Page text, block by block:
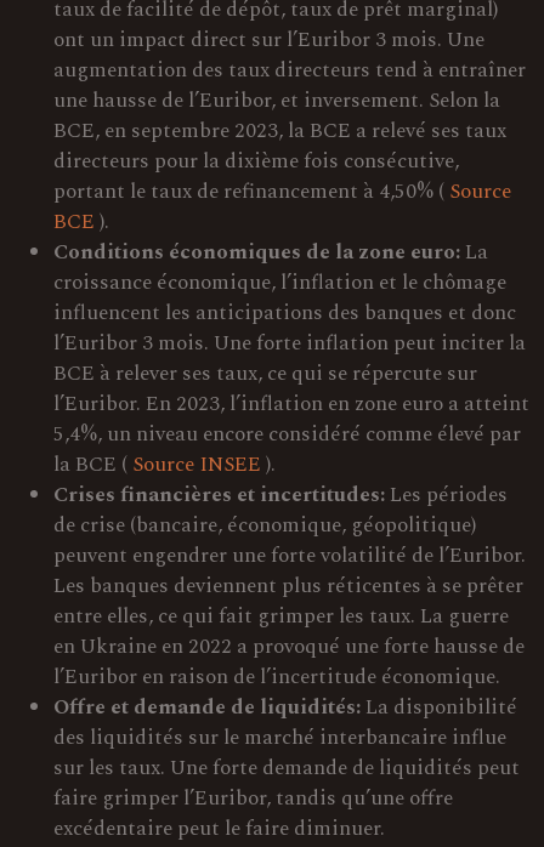
taux de facilité de dépôt, taux de prêt marginal)
ont un impact direct sur l’Euribor 3 mois. Une
augmentation des taux directeurs tend à entraîner
une hausse de l’Euribor, et inversement. Selon la
BCE, en septembre 2023, la BCE a relevé ses taux
directeurs pour la dixième fois consécutive,
portant le taux de refinancement à 4,50% (Source
BCE).
Conditions économiques de la zone euro:La
croissance économique, l’inflation et le chômage
influencent les anticipations des banques et donc
l’Euribor 3 mois. Une forte inflation peut inciter la
BCE à relever ses taux, ce qui se répercute sur
l’Euribor. En 2023, l’inflation en zone euro a atteint
5,4%, un niveau encore considéré comme élevé par
la BCE (Source INSEE).
Crises financières et incertitudes:Les périodes
de crise (bancaire, économique, géopolitique)
peuvent engendrer une forte volatilité de l’Euribor.
Les banques deviennent plus réticentes à se prêter
entre elles, ce qui fait grimper les taux. La guerre
en Ukraine en 2022 a provoqué une forte hausse de
l’Euribor en raison de l’incertitude économique.
Offre et demande de liquidités:La disponibilité
des liquidités sur le marché interbancaire influe
sur les taux. Une forte demande de liquidités peut
faire grimper l’Euribor, tandis qu’une offre
excédentaire peut le faire diminuer.